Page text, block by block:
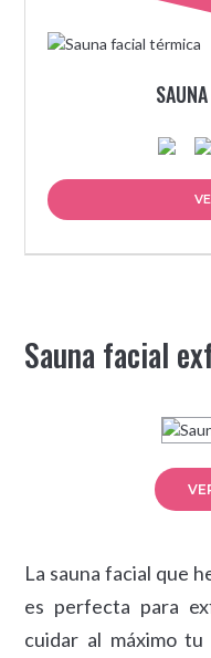
Sauna facial
La sauna facial que
es perfecta para
cuidar al máximo tu